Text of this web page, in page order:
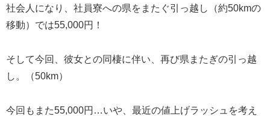
社会人になり、社員寮への県をまたぐ引っ越し（約50kmの
移動）では55,000円！
そして今回、彼女との同棲に伴い、再び県またぎの引っ越
し。（50km）
今回もまた55,000円…いや、最近の値上げラッシュを考え